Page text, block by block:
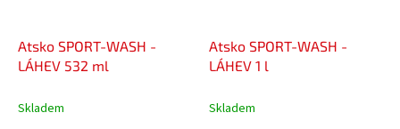
Atsko SPORT-WASH -
LÁHEV 532 ml
Skladem
Atsko SPORT-WASH -
LÁHEV 1 l
Skladem